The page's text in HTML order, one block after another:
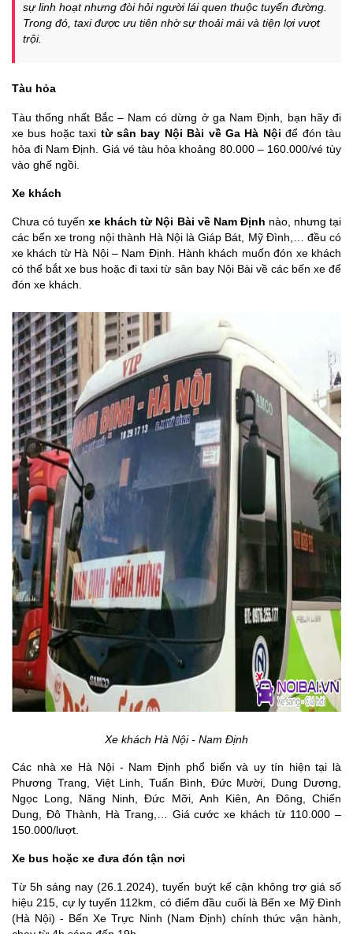
sự linh hoạt nhưng đòi hỏi người lái quen thuộc tuyến đường.
Trong đó, taxi được ưu tiên nhờ sự thoải mái và tiện lợi vượt
trội.
Tàu hỏa
Tàu thống nhất Bắc – Nam có dừng ở ga Nam Định, bạn hãy đi
xe bus hoặc taxi từ sân bay Nội Bài về Ga Hà Nội để đón tàu
hỏa đi Nam Định. Giá vé tàu hỏa khoảng 80.000 – 160.000/vé tùy
vào ghế ngồi.
Xe khách
Chưa có tuyếnxe khách từ Nội Bài về Nam Định nào, nhưng tại
các bến xe trong nội thành Hà Nội là Giáp Bát, Mỹ Đình,… đều có
xe khách từ Hà Nội – Nam Định. Hành khách muốn đón xe khách
có thể bắt xe bus hoặc đi taxi từ sân bay Nội Bài về các bến xe để
đón xe khách.
Xe khách Hà Nội - Nam Định
Các nhà xe Hà Nội - Nam Định phổ biến và uy tín hiện tại là
Phương Trang, Việt Linh, Tuấn Bình, Đức Mười, Dung Dương,
Ngọc Long, Năng Ninh, Đức Mỡi, Anh Kiên, An Đông, Chiến
Dung, Đô Thành, Hà Trang,… Giá cước xe khách từ 110.000 –
150.000/lượt.
Xe bus hoặc xe đưa đón tận nơi
Từ 5h sáng nay (26.1.2024), tuyến buýt kế cận không trợ giá số
hiệu 215, cự ly tuyến 112km, có điểm đầu cuối là Bến xe Mỹ Đình
(Hà Nội) - Bến Xe Trực Ninh (Nam Định) chính thức vận hành,